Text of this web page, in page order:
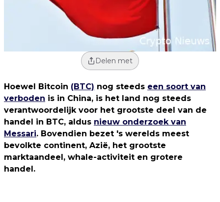
Delen met
Hoewel Bitcoin (BTC) nog steeds een soort van
verboden is in China, is het land nog steeds
verantwoordelijk voor het grootste deel van de
handel in BTC, aldus nieuw onderzoek van
Messari. Bovendien bezet 's werelds meest
bevolkte continent, Azië, het grootste
marktaandeel, whale-activiteit en grotere
handel.